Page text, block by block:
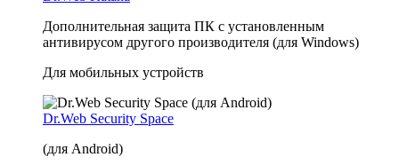
Дополнительная защита ПК с установленным
антивирусом другого производителя (для Windows)
Для мобильных устройств
Dr.Web Security Space
(для Android)